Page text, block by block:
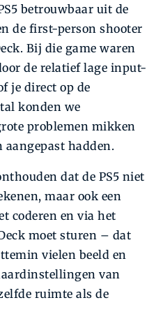
betrouwbaar uit de
de first-person shooter
Bij die game waren
de relatief lage input-
je direct op de
konden we
problemen mikken
hadden.
dat de PS5 niet
maar ook een
coderen en via het
moet sturen – dat
vielen beeld en
van
ruimte als de